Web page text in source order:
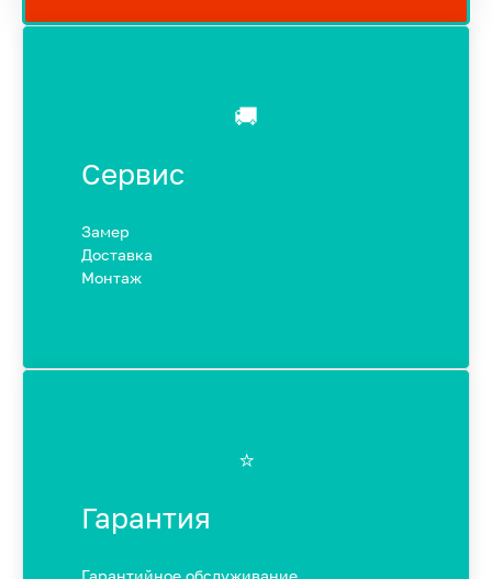
🚚
Сервис
Замер
Доставка
Монтаж
⭐️
Гарантия